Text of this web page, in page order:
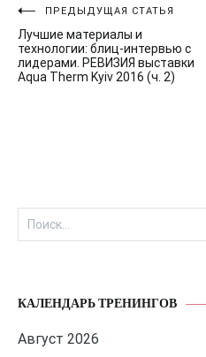
Навигация
по
записям
ПРЕДЫДУЩАЯ СТАТЬЯ
Лучшие материалы и
технологии: блиц-интервью с
лидерами. РЕВИЗИЯ выставки
Aqua Therm Kyiv 2016 (ч. 2)
Найти:
КАЛЕНДАРЬ ТРЕНИНГОВ
Август 2026